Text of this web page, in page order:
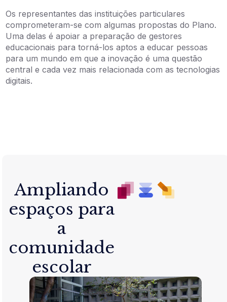
Os representantes das instituições particulares
comprometeram-se com algumas propostas do Plano.
Uma delas é apoiar a preparação de gestores
educacionais para torná-los aptos a educar pessoas
para um mundo em que a inovação é uma questão
central e cada vez mais relacionada com as tecnologias
digitais.
Ampliando
espaços para
a
comunidade
escolar